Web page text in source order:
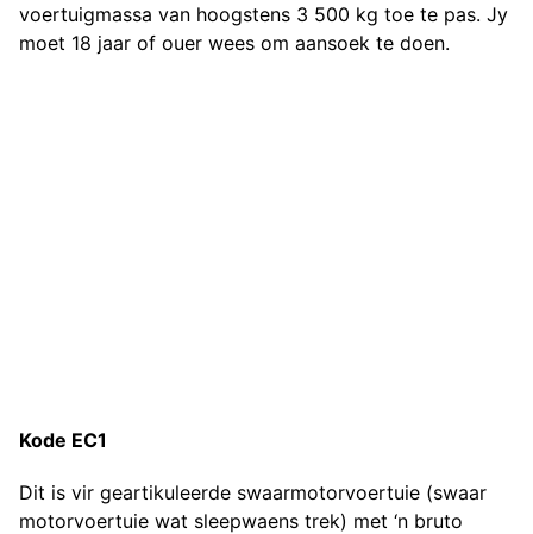
voertuigmassa van hoogstens 3 500 kg toe te pas. Jy
moet 18 jaar of ouer wees om aansoek te doen.
Kode EC1
Dit is vir geartikuleerde swaarmotorvoertuie (swaar
motorvoertuie wat sleepwaens trek) met ‘n bruto